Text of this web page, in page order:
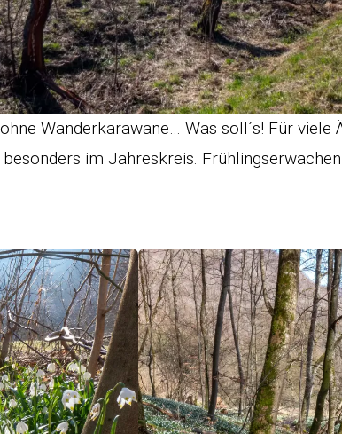
Wanderkarawane… Was soll´s! Für viele
im Jahreskreis.